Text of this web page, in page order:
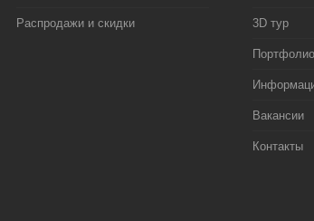
Распродажи и скидки 3D тур
Портфолио
Вакансии
Контакты